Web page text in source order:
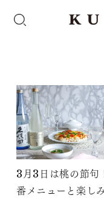
3月3日は桃の節句
番メニューと楽し